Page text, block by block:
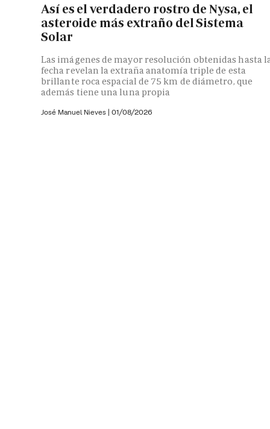
Así es el verdadero rostro de Nysa, el
asteroide más extraño del Sistema
Solar
Las imágenes de mayor resolución obtenidas hasta
fecha revelan la extraña anatomía triple de esta
brillante roca espacial de 75 km de diámetro, que
además tiene una luna propia
José Manuel Nieves | 01/08/2026